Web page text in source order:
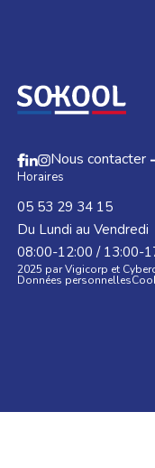
Nous contacter
Horaires
05 53 29 34 15
Du Lundi au Vendredi
08:00-12:00 / 13:00-
2025 par Vigicorp et
Données personnelles